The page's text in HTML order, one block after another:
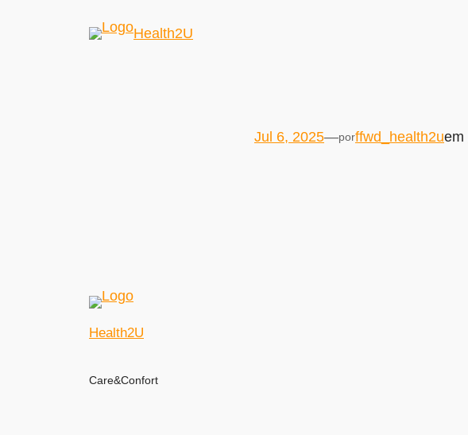
Health2U
Jul 6, 2025—porffwd_health2uem
Health2U
Care&Confort